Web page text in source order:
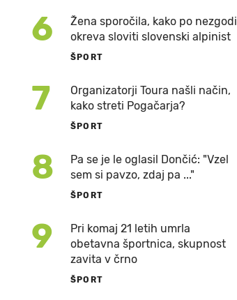
6
Žena sporočila, kako po nezgodi
okreva sloviti slovenski alpinist
ŠPORT
7
Organizatorji Toura našli način,
kako streti Pogačarja?
ŠPORT
8
Pa se je le oglasil Dončić: "Vzel
sem si pavzo, zdaj pa ..."
ŠPORT
9
Pri komaj 21 letih umrla
obetavna športnica, skupnost
zavita v črno
ŠPORT